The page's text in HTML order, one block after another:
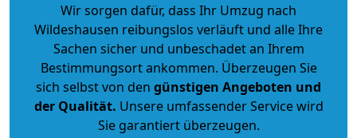
Wir sorgen dafür, dass Ihr Umzug nach
Wildeshausen reibungslos verläuft und alle Ihre
Sachen sicher und unbeschadet an Ihrem
Bestimmungsort ankommen. Überzeugen Sie
sich selbst von den günstigen Angeboten und
der Qualität. Unsere umfassender Service wird
Sie garantiert überzeugen.